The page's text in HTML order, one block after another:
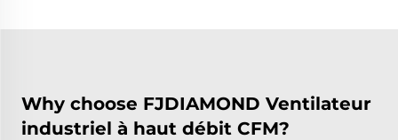
Why choose FJDIAMOND Ventilateur
industriel à haut débit CFM?